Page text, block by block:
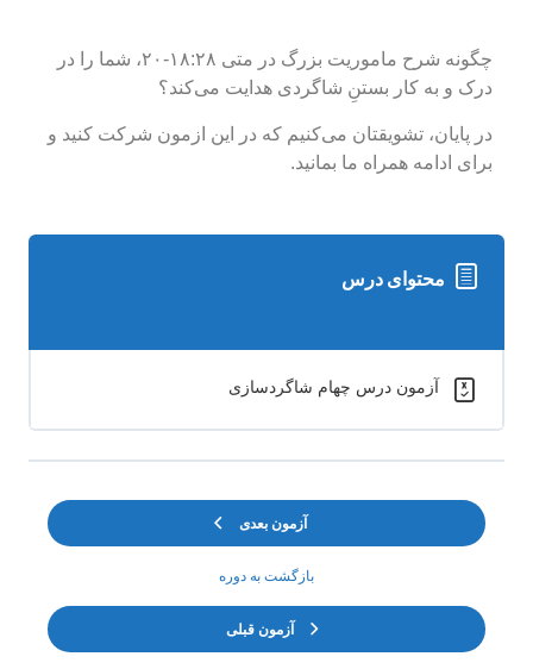
چگونه شرح ماموریت بزرگ در متی ۱۸:۲۸-۲۰، شما را در
درک و به کار بستنِ شاگردی هدایت می‌کند؟
در پایان، تشویقتان می‌کنیم که در این ازمون شرکت کنید و
برای ادامه همراه ما بمانید.
محتوای درس
آزمون درس چهام شاگردسازی
آزمون قبلی
بازگشت به دوره
آزمون بعدی